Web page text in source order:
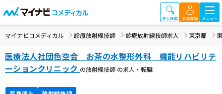
マイナビコメディカル 診療放射線技師 診療放射線技師求人 東京都
医療法人社団色空会 お茶の水整形外科 機能リハビリテ
ーションクリニック の放射線技師 の求人・転職